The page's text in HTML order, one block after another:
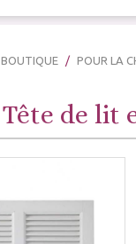
BOUTIQUE POUR LA
Tête de lit